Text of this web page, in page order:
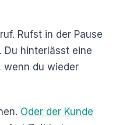
Rufst in der Pause
Du hinterlässt eine
wenn du wieder
Oder der Kunde